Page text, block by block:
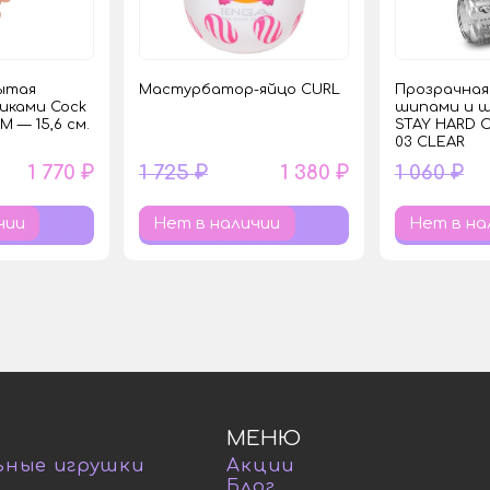
Cock
— 15,6 см.
1 770 ₽
Мастурбатор-яйцо CURL
1 725 ₽ 1 380 ₽
Нет в наличии
шипами и
STAY HARD
03 CLEAR
1 060 ₽
Нет в
игрушки
МЕНЮ
Акции